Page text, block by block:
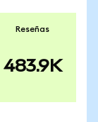
Reseñas
483.9K